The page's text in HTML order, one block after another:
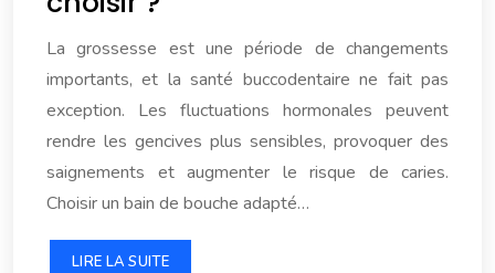
La grossesse est une période de changements
importants, et la santé buccodentaire ne fait pas
exception. Les fluctuations hormonales peuvent
rendre les gencives plus sensibles, provoquer des
saignements et augmenter le risque de caries.
Choisir un bain de bouche adapté…
LIRE LA SUITE